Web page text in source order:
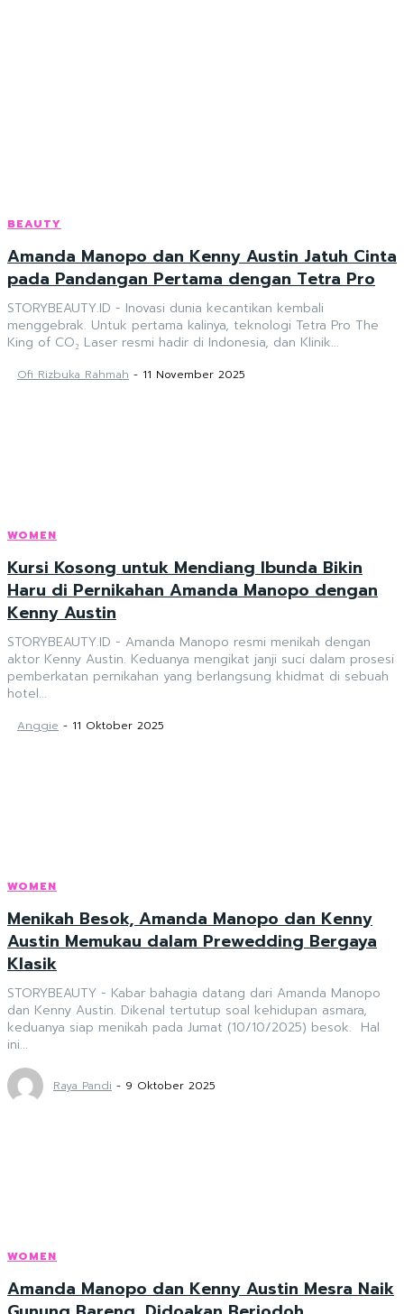
BEAUTY
Amanda Manopo dan Kenny Austin Jatuh Cinta
pada Pandangan Pertama dengan Tetra Pro
STORYBEAUTY.ID - Inovasi dunia kecantikan kembali
menggebrak. Untuk pertama kalinya, teknologi Tetra Pro The
King of CO₂ Laser resmi hadir di Indonesia, dan Klinik...
Ofi Rizbuka Rahmah - 11 November 2025
WOMEN
Kursi Kosong untuk Mendiang Ibunda Bikin
Haru di Pernikahan Amanda Manopo dengan
Kenny Austin
STORYBEAUTY.ID - Amanda Manopo resmi menikah dengan
aktor Kenny Austin. Keduanya mengikat janji suci dalam prosesi
pemberkatan pernikahan yang berlangsung khidmat di sebuah
hotel...
Anggie - 11 Oktober 2025
WOMEN
Menikah Besok, Amanda Manopo dan Kenny
Austin Memukau dalam Prewedding Bergaya
Klasik
STORYBEAUTY - Kabar bahagia datang dari Amanda Manopo
dan Kenny Austin. Dikenal tertutup soal kehidupan asmara,
keduanya siap menikah pada Jumat (10/10/2025) besok. Hal
ini...
Raya Pandi - 9 Oktober 2025
WOMEN
Amanda Manopo dan Kenny Austin Mesra Naik